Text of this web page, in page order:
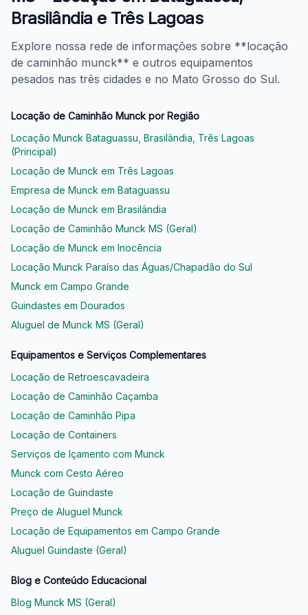
Brasilândia e Três Lagoas
Explore nossa rede de informações sobre **locação
de caminhão munck** e outros equipamentos
pesados nas três cidades e no Mato Grosso do Sul.
Locação de Caminhão Munck por Região
Locação Munck Bataguassu, Brasilândia, Três Lagoas
(Principal)
Locação de Munck em Três Lagoas
Empresa de Munck em Bataguassu
Locação de Munck em Brasilândia
Locação de Caminhão Munck MS (Geral)
Locação de Munck em Inocência
Locação Munck Paraíso das Águas/Chapadão do Sul
Munck em Campo Grande
Guindastes em Dourados
Aluguel de Munck MS (Geral)
Equipamentos e Serviços Complementares
Locação de Retroescavadeira
Locação de Caminhão Caçamba
Locação de Caminhão Pipa
Locação de Containers
Serviços de Içamento com Munck
Munck com Cesto Aéreo
Locação de Guindaste
Preço de Aluguel Munck
Locação de Equipamentos em Campo Grande
Aluguel Guindaste (Geral)
Blog e Conteúdo Educacional
Blog Munck MS (Geral)